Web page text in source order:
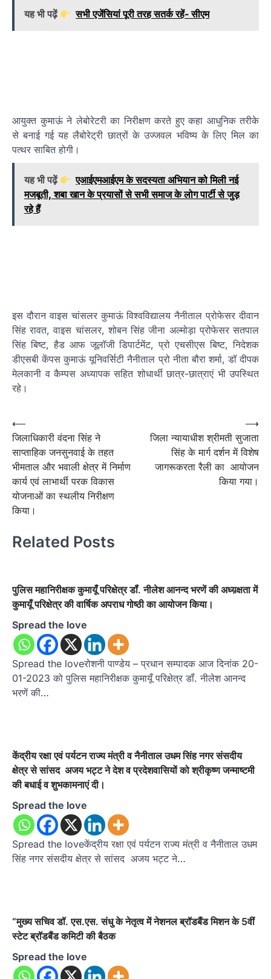
यह भी पढ़ें सभी एजेंसियां पूरी तरह सतर्क रहें- सीएम
आयुक्त कुमाऊं ने लेबोरेटरी का निरीक्षण करते हुए कहा आधुनिक तरीके
से बनाई गई यह लैबोरेट्री छात्रों के उज्जवल भविष्य के लिए मिल का
पत्थर साबित होगी।
यह भी पढ़ें
एआईएमआईएम के सदस्यता अभियान को मिली नई
मजबूती, शबा खान के प्रयासों से सभी समाज के लोग पार्टी से जुड़
रहे हैं
इस दौरान वाइस चांसलर कुमाऊं विश्वविद्यालय नैनीताल प्रोफेसर दीवान
सिंह रावत, वाइस चांसलर, शोबन सिंह जीना अल्मोड़ा प्रोफेसर सतपाल
सिंह बिष्ट, हैड आफ जूलॉजी डिपार्टमेंट, प्रो एचसीएस बिष्ट, निदेशक
डीएसबी केंपस कुमाऊं यूनिवर्सिटी नैनीताल प्रो नीता बौरा शर्मा, डॉ दीपक
मेलकानी व कैम्पस अध्यापक सहित शोधार्थी छात्र-छात्राएं भी उपस्थित
रहे।
Post
navigation
⟵
जिलाधिकारी वंदना सिंह ने
साप्ताहिक जनसुनवाई के तहत
भीमताल और भवाली क्षेत्र में निर्माण
कार्य एवं लाभार्थी परक विकास
योजनाओं का स्थलीय निरीक्षण
किया।
जिला न्यायाधीश श्रीमती सुजाता
सिंह के मार्ग दर्शन में विशेष
जागरूकरता रैली का आयोजन
किया गया।
⟶
Related Posts
पुलिस महानिरीक्षक कुमायूँ परिक्षेत्र डॉं. नीलेश आनन्द भरणें की अध्य़क्षता में
कुमायूँ परिक्षेत्र की वार्षिक अपराध गोष्ठी का आयोजन किया।
Spread the love
Spread the loveरोशनी पाण्डेय – प्रधान सम्पादक आज दिनांक 20-
01-2023 को पुलिस महानिरीक्षक कुमायूँ परिक्षेत्र डॉं. नीलेश आनन्द
भरणें की…
केंद्रीय रक्षा एवं पर्यटन राज्य मंत्री व नैनीताल उधम सिंह नगर संसदीय
क्षेत्र से सांसद अजय भट्ट ने देश व प्रदेशवासियों को श्रीकृष्ण जन्माष्टमी
की बधाई व शुभकामनाएं दी।
Spread the love
Spread the loveकेंद्रीय रक्षा एवं पर्यटन राज्य मंत्री व नैनीताल उधम
सिंह नगर संसदीय क्षेत्र से सांसद अजय भट्ट ने…
“मुख्य सचिव डॉ. एस.एस. संधु के नेतृत्व में नेशनल ब्रॉडबैंड मिशन के 5वीं
स्टेट ब्रॉडबैंड कमिटी की बैठक
Spread the love